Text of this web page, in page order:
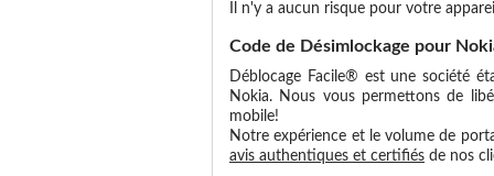
Il n'y a aucun risque pour votre
Code de Désimlockage pour
Déblocage Facile® est une société
Nokia. Nous vous permettons de
mobile!
Notre expérience et le volume de
avis authentiques et certifiés de nos